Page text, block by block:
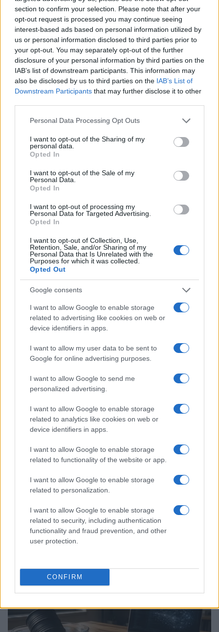
section to confirm your selection. Please note that after your
opt-out request is processed you may continue seeing
interest-based ads based on personal information utilized by
us or personal information disclosed to third parties prior to
your opt-out. You may separately opt-out of the further
disclosure of your personal information by third parties on the
IAB’s list of downstream participants. This information may
also be disclosed by us to third parties on the IAB’s List of
Downstream Participants that may further disclose it to other
Please note that this website/app uses one or more Google
not limited to your visit or usage behaviour. You may click to
grant or deny consent to Google and its third-party tags to
use your data for below specified purposes in below Google
consent section.
Personal Data Processing Opt Outs
I want to opt-out of the Sharing of my
personal data.
Opted In
I want to opt-out of the Sale of my
Personal Data.
Opted In
I want to opt-out of processing my
Personal Data for Targeted Advertising.
Opted In
I want to opt-out of Collection, Use,
Retention, Sale, and/or Sharing of my
Personal Data that Is Unrelated with the
Purposes for which it was collected.
Opted Out
Google consents
I want to allow Google to enable storage
related to advertising like cookies on web or
device identifiers in apps.
I want to allow my user data to be sent to
Google for online advertising purposes.
I want to allow Google to send me
personalized advertising.
I want to allow Google to enable storage
related to analytics like cookies on web or
device identifiers in apps.
I want to allow Google to enable storage
related to functionality of the website or app.
I want to allow Google to enable storage
related to personalization.
I want to allow Google to enable storage
related to security, including authentication
functionality and fraud prevention, and other
user protection.
CONFIRM
considera queste obbligazioni come parte della tua
strategia d’investimento, ma ricorda sempre di
mantenere un giusto equilibrio tra rischio e
rendimento. Sei pronto a fare il prossimo passo nel
mondo delle obbligazioni?
AiAdhubMedia
Continua a leggere
Borse europee in rosso: petrolio in rialzo e focus su
Federal Reserve
MONEY NEWS